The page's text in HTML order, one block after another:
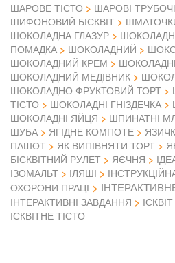
ШАРОВЕ ТІСТО
ШАРОВІ
ШИФОНОВИЙ БІСКВІТ
ШОКОЛАДНА ГЛАЗУР
ПОМАДКА
ШОКОЛАДНИЙ
ШОКОЛАДНИЙ КРЕМ
ШОКОЛАДНИЙ МЕДІВНИК
ШОКОЛАДНО ФРУКТОВИЙ ТОРТ
ТІСТО
ШОКОЛАДНІ ГНІЗДЕЧКА
ШОКОЛАДНІ ЯЙЦЯ
ШПИНАТНІ
ШУБА
ЯГІДНЕ КОМПОТЕ
ПАШОТ
ЯК ВИПІВНЯТИ ТОРТ
БІСКВІТНИЙ РУЛЕТ
ЯЄЧНЯ
ІЗОМАЛЬТ
ІЛЯШІ
ОХОРОНИ ПРАЦІ
ІНТЕРАКТИВНІ ЗАВДАННЯ
ІСКВІТНЕ ТІСТО